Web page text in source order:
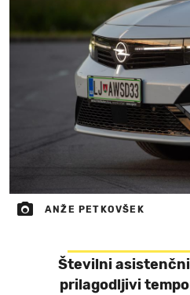
ANŽE PETKOVŠEK
Številni
prilagodljivi